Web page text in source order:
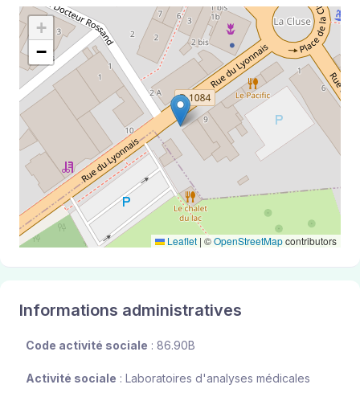
+
−
Leaflet | ©OpenStreetMapcontributors
Informations administratives
Code activité sociale : 86.90B
Activité sociale : Laboratoires d'analyses médicales